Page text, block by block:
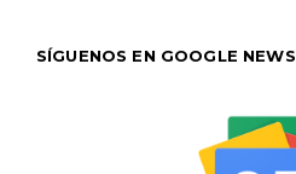
SÍGUENOS EN GOOGLE NEWS